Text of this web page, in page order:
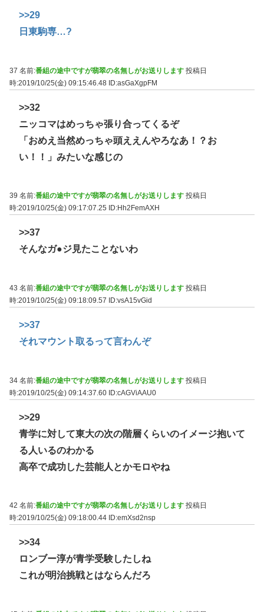
>>29
日東駒専…?
37 名前:番組の途中ですが翡翠の名無しがお送りします 投稿日
時:2019/10/25(金) 09:15:46.48 ID:asGaXgpFM
>>32
ニッコマはめっちゃ張り合ってくるぞ
「おめえ当然めっちゃ頭ええんやろなあ！？お
い！！」みたいな感じの
39 名前:番組の途中ですが翡翠の名無しがお送りします 投稿日
時:2019/10/25(金) 09:17:07.25
ID:Hh2FemAXH
>>37
そんなガ●ジ見たことないわ
43 名前:番組の途中ですが翡翠の名無しがお送りします 投稿日
時:2019/10/25(金) 09:18:09.57
ID:vsA15vGid
>>37
それマウント取るって言わんぞ
34 名前:番組の途中ですが翡翠の名無しがお送りします 投稿日
時:2019/10/25(金) 09:14:37.60 ID:cAGViAAU0
>>29
青学に対して東大の次の階層くらいのイメージ抱いて
る人いるのわかる
高卒で成功した芸能人とかモロやね
42 名前:番組の途中ですが翡翠の名無しがお送りします 投稿日
時:2019/10/25(金) 09:18:00.44 ID:emXsd2nsp
>>34
ロンブー淳が青学受験したしね
これが明治挑戦とはならんだろ